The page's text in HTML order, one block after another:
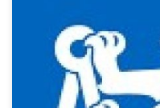
https://control.fs.cvut.cz/
brozura0925.pdf